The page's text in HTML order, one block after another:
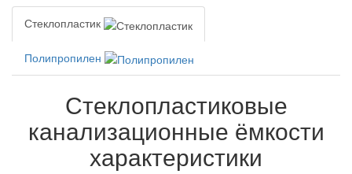
Стеклопластик
Полипропилен
Стеклопластиковые
канализационные ёмкости
характеристики